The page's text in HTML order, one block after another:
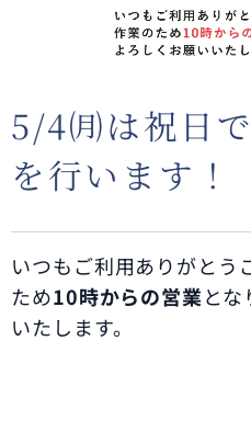
5/4㈪は祝日
を行います！
いつもご利用ありがとう
ため10時からの営業と
いたします。